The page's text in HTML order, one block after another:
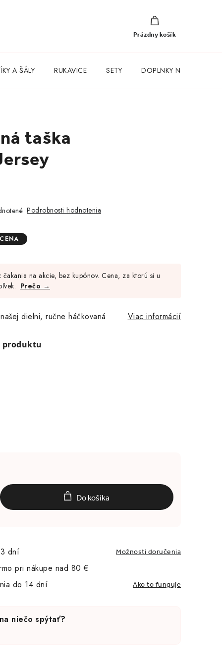
NÁKUPNÝ
KOŠÍK
Prázdny košík
A ŠÁLY RUKAVICE SETY DOPLNKY NA KAŽDÝ
taška
Podrobnosti hodnotenia
Jednotková
čakania na akcie, bez kupónov. Cena, za ktorú si u
Prečo →
dielni, ručne háčkovaná Viac informácií
Do košíka
dní Možnosti doručenia
pri nákupe nad 80 €
do 14 dní
Ako to funguje
niečo spýtať?